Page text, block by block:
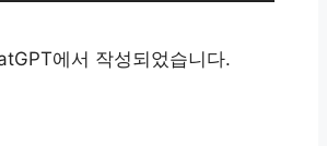
에서 작성되었습니다.